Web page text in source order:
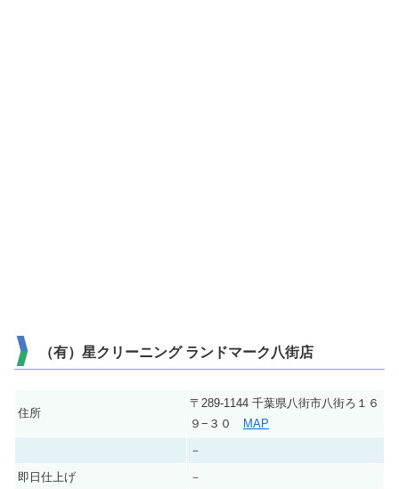
（有）星クリーニング ランドマーク八街店
住所
〒289-1144 千葉県八街市八街ろ１６
９−３０
MAP
－
即日仕上げ
－